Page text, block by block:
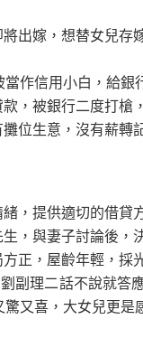
出嫁，想替女兒存
作信用小白，給銀
，被銀行二度打槍
位生意，沒有薪轉
，提供適切的借貸
，與妻子討論後，
正，屋齡年輕，採
副理二話不說就答
又喜，大女兒更是